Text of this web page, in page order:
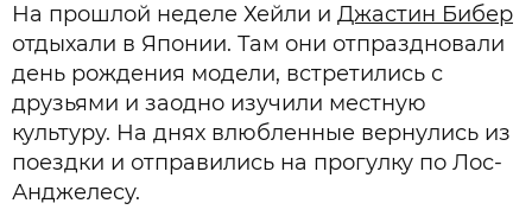
На прошлой неделе Хейли и Джастин Бибер
отдыхали в Японии. Там они отпраздновали
день рождения модели, встретились с
друзьями и заодно изучили местную
культуру. На днях влюбленные вернулись из
поездки и отправились на прогулку по Лос-
Анджелесу.